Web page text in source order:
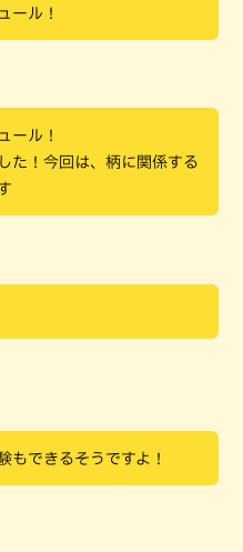
ール！
ール！
た！今回は、柄に関係する
もできるそうですよ！